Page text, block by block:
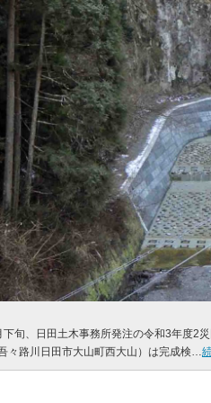
下旬、日田土木事務所発注の令和3年度2
々路川日田市大山町西大山）は完成検…